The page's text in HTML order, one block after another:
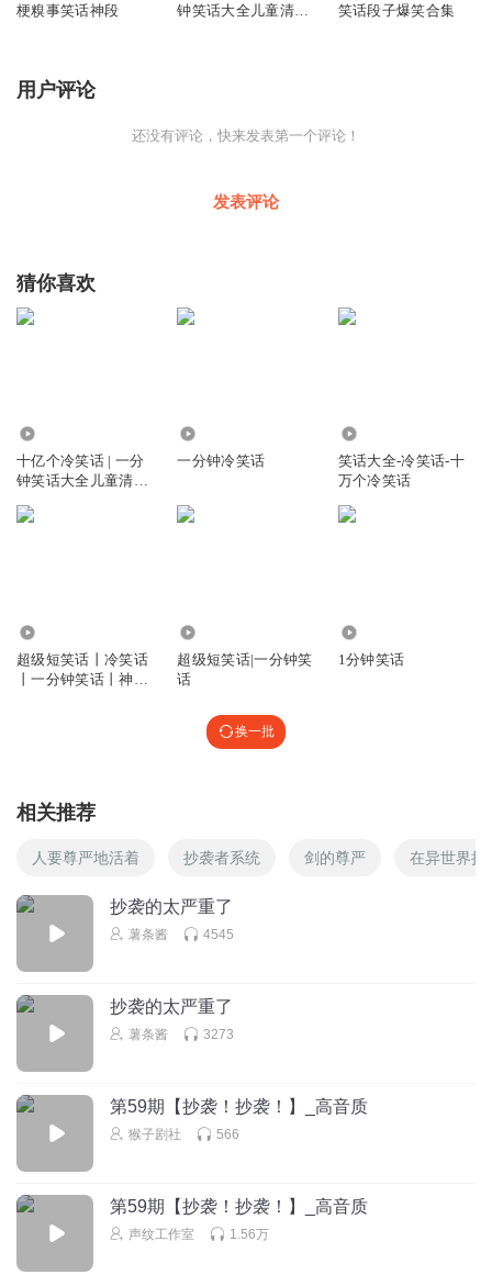
梗糗事笑话神段
钟笑话大全儿童清新
笑话段子爆笑合集
用户评论
还没有评论，快来发表第一个评论！
发表评论
猜你喜欢
十亿个冷笑话 | 一分
钟笑话大全儿童清新
一分钟冷笑话
笑话大全-冷笑话-十
万个冷笑话
超级短笑话丨冷笑话
丨一分钟笑话丨神回
超级短笑话|一分钟笑
话
1分钟笑话
换一批
相关推荐
人要尊严地活着 抄袭者系统 剑的尊严 在异世界抄
抄袭的太严重了
薯条酱 4545
抄袭的太严重了
薯条酱 3273
第59期【抄袭！抄袭！】_高音质
猴子剧社 566
第59期【抄袭！抄袭！】_高音质
声纹工作室 1.56万